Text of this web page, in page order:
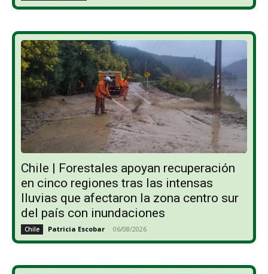
Chile | Forestales apoyan recuperación
en cinco regiones tras las intensas
lluvias que afectaron la zona centro sur
del país con inundaciones
Chile Patricia Escobar - 06/08/2026